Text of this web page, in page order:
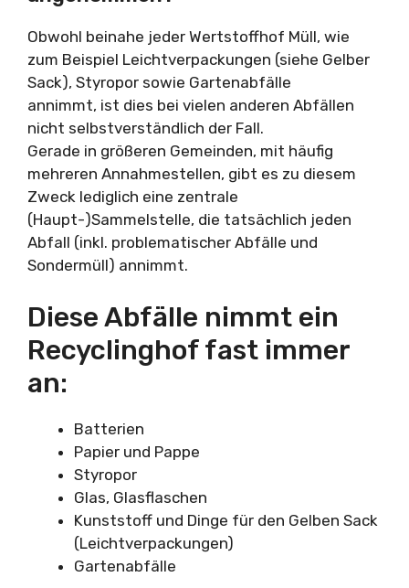
Obwohl beinahe jeder Wertstoffhof Müll, wie
zum Beispiel Leichtverpackungen (siehe Gelber
Sack), Styropor sowie Gartenabfälle
annimmt, ist dies bei vielen anderen Abfällen
nicht selbstverständlich der Fall.
Gerade in größeren Gemeinden, mit häufig
mehreren Annahmestellen, gibt es zu diesem
Zweck lediglich eine zentrale
(Haupt-)Sammelstelle, die tatsächlich jeden
Abfall (inkl. problematischer Abfälle und
Sondermüll) annimmt.
Diese Abfälle nimmt ein
Recyclinghof fast immer
an:
Batterien
Papier und Pappe
Styropor
Glas, Glasflaschen
Kunststoff und Dinge für den Gelben Sack
(Leichtverpackungen)
Gartenabfälle